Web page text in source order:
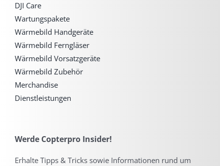
DJI Care
Wartungspakete
Wärmebild Handgeräte
Wärmebild Ferngläser
Wärmebild Vorsatzgeräte
Wärmebild Zubehör
Merchandise
Dienstleistungen
Werde Copterpro Insider!
Erhalte Tipps & Tricks sowie Informationen rund um